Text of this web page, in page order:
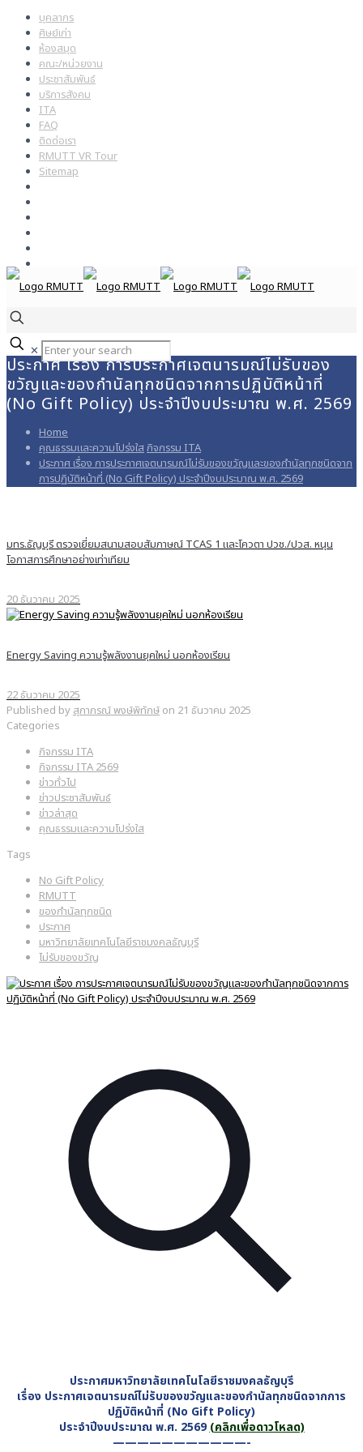
บุคลากร
ศิษย์เก่า
ห้องสมุด
คณะ/หน่วยงาน
ประชาสัมพันธ์
บริการสังคม
ITA
FAQ
ติดต่อเรา
RMUTT VR Tour
Sitemap
✕
ประกาศ เรื่อง การประกาศเจตนารมณ์ไม่รับของ
ขวัญและของกำนัลทุกชนิดจากการปฏิบัติหน้าที่
(No Gift Policy) ประจำปีงบประมาณ พ.ศ. 2569
Home
คุณธรรมและความโปร่งใส กิจกรรม ITA
ประกาศ เรื่อง การประกาศเจตนารมณ์ไม่รับของขวัญและของกำนัลทุกชนิดจาก
การปฏิบัติหน้าที่ (No Gift Policy) ประจำปีงบประมาณ พ.ศ. 2569
มทร.ธัญบุรี ตรวจเยี่ยมสนามสอบสัมภาษณ์ TCAS 1 และโควตา ปวช./ปวส. หนุน
โอกาสการศึกษาอย่างเท่าเทียม
20 ธันวาคม 2025
Energy Saving ความรู้พลังงานยุคใหม่ นอกห้องเรียน
22 ธันวาคม 2025
Published by สุภาภรณ์ พงษ์พิทักษ์ on 21 ธันวาคม 2025
Categories
กิจกรรม ITA
กิจกรรม ITA 2569
ข่าวทั่วไป
ข่าวประชาสัมพันธ์
ข่าวล่าสุด
คุณธรรมและความโปร่งใส
Tags
No Gift Policy
RMUTT
ของกำนัลทุกชนิด
ประกาศ
มหาวิทยาลัยเทคโนโลยีราชมงคลธัญบุรี
ไม่รับของขวัญ
ประกาศมหาวิทยาลัยเทคโนโลยีราชมงคลธัญบุรี
เรื่อง ประกาศเจตนารมณ์ไม่รับของขวัญและของกำนัลทุกชนิดจากการ
ปฏิบัติหน้าที่ (No Gift Policy)
ประจำปีงบประมาณ พ.ศ. 2569 (คลิกเพื่อดาวโหลด)
———————————-